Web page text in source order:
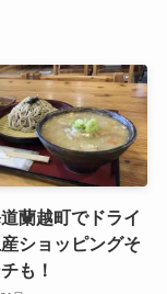
蘭越町でドライ
ショッピングそ
も！